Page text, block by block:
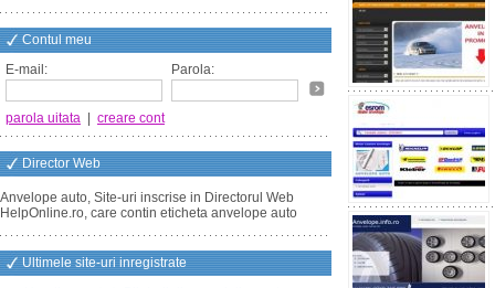
Contul meu
E-mail:
Parola:
parola uitata creare cont
Director Web
Anvelope auto, Site-uri inscrise in Directorul Web
HelpOnline.ro, care contin eticheta anvelope auto
Ultimele site-uri inregistrate